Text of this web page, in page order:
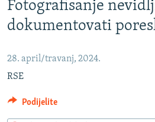
ISPRIČAJ MI
DNEVNO@RSE
SPECIJALI RSE
VIŠE OD NASLOVA
GENOCID U SREBRENICI
POPLAVE I KLIZIŠTA U BIH 2024.
Fotografisanje
dokumentovati
28. april/travanj, 2024.
RSE
Podijelite